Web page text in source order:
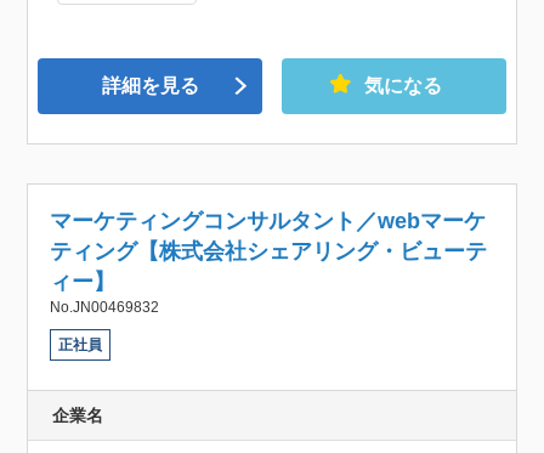
詳細を見る 気になる
マーケティングコンサルタント／webマーケ
ティング【株式会社シェアリング・ビューテ
ィー】
No.JN00469832
正社員
企業名